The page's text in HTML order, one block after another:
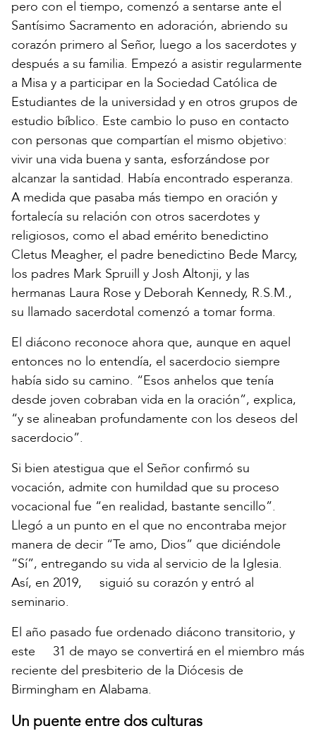
pero con el tiempo, comenzó a sentarse ante el
Santísimo Sacramento en adoración, abriendo su
corazón primero al Señor, luego a los sacerdotes y
después a su familia. Empezó a asistir regularmente
a Misa y a participar en la Sociedad Católica de
Estudiantes de la universidad y en otros grupos de
estudio bíblico. Este cambio lo puso en contacto
con personas que compartían el mismo objetivo:
vivir una vida buena y santa, esforzándose por
alcanzar la santidad. Había encontrado esperanza.
A medida que pasaba más tiempo en oración y
fortalecía su relación con otros sacerdotes y
religiosos, como el abad emérito benedictino
Cletus Meagher, el padre benedictino Bede Marcy,
los padres Mark Spruill y Josh Altonji, y las
hermanas Laura Rose y Deborah Kennedy, R.S.M.,
su llamado sacerdotal comenzó a tomar forma.
El diácono reconoce ahora que, aunque en aquel
entonces no lo entendía, el sacerdocio siempre
había sido su camino. “Esos anhelos que tenía
desde joven cobraban vida en la oración”, explica,
“y se alineaban profundamente con los deseos del
sacerdocio”.
Si bien atestigua que el Señor confirmó su
vocación, admite con humildad que su proceso
vocacional fue “en realidad, bastante sencillo”.
Llegó a un punto en el que no encontraba mejor
manera de decir “Te amo, Dios” que diciéndole
“Sí”, entregando su vida al servicio de la Iglesia.
Así, en 2019, siguió su corazón y entró al
seminario.
El año pasado fue ordenado diácono transitorio, y
este 31 de mayo se convertirá en el miembro más
reciente del presbiterio de la Diócesis de
Birmingham en Alabama.
Un puente entre dos culturas